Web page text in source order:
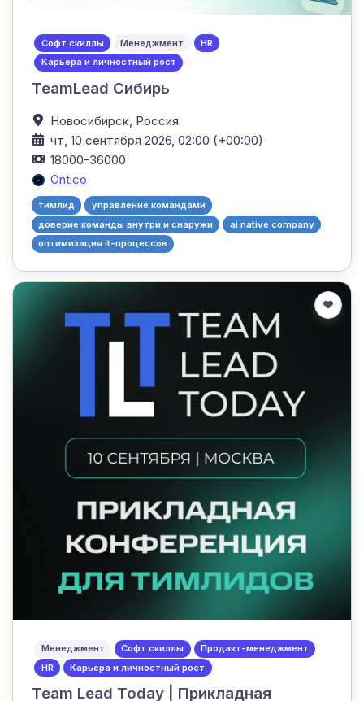
Софт скиллы Менеджмент
HR
Карьера и личностный рост
TeamLead Сибирь
Новосибирск, Россия
чт, 10 сентября 2026, 02:00 (+00:00)
18000-36000
Ontico
тимлид
управление командами
доверие команды внутри и снаружи
ai native company
оптимизация it-процессов
Менеджмент Софт скиллы
Продакт-менеджмент
HR
Карьера и личностный рост
Team Lead Today | Прикладная